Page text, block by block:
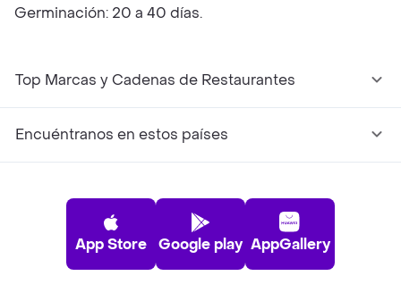
Germinación: 20 a 40 días.
Top Marcas y Cadenas de Restaurantes
Encuéntranos en estos países
App Store Google play AppGallery